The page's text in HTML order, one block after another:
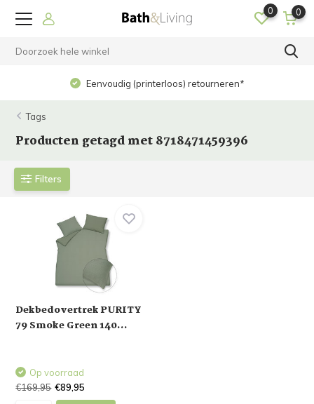
0 0
Eenvoudig (printerloos) retourneren*
Tags
Producten getagd met 8718471459396
Filters
Dekbedovertrek PURITY
79 Smoke Green 140...
Op voorraad
€169,95 €89,95